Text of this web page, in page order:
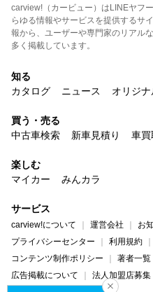
carview!（カービュー）はLINEヤフ
らゆる情報やサービスを提供するサ
報から、ユーザーや専門家のリアル
多く掲載しています。
知る
カタログ
ニュース オリジ
買う・売る
中古車検索
新車見積り 車買
楽しむ
マイカー
みんカラ
サービス
carview!について 運営会社 お
プライバシーセンター
利用規約
コンテンツ制作ポリシー
著者一覧
広告掲載について
法人加盟店募集